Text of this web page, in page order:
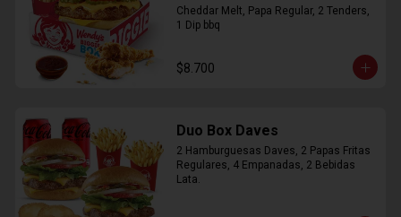
Cheddar Melt, Papa Regular, 2 Tenders,
1 Dip bbq
$8.700
Duo Box Daves
2 Hamburguesas Daves, 2 Papas Fritas
Regulares, 4 Empanadas, 2 Bebidas
Lata.